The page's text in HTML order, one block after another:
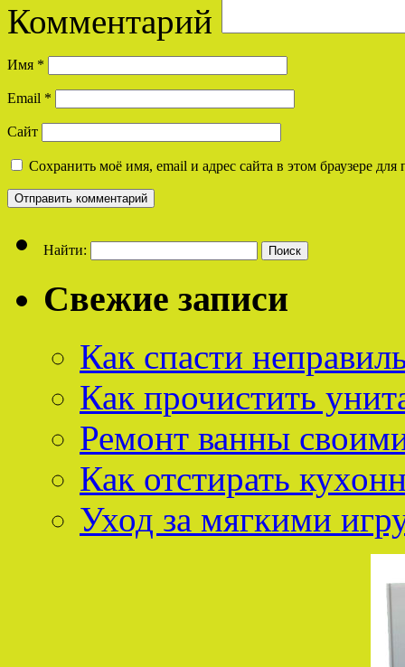
Комментарий
Имя *
Email *
Сайт
Сохранить моё имя, email и адрес сайта в этом браузере
Найти:
Свежие записи
Как спасти
Как прочистить
Ремонт ванны
Как отстирать
Уход за мягкими